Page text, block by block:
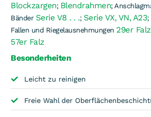
Blockzargen; Blendrahmen;
Bänder Serie V8 . . .; Serie VX, VN, A23;
Fallen und Riegelausnehmungen 29er Falz
57er Falz
Besonderheiten
Leicht zu reinigen
Freie Wahl der